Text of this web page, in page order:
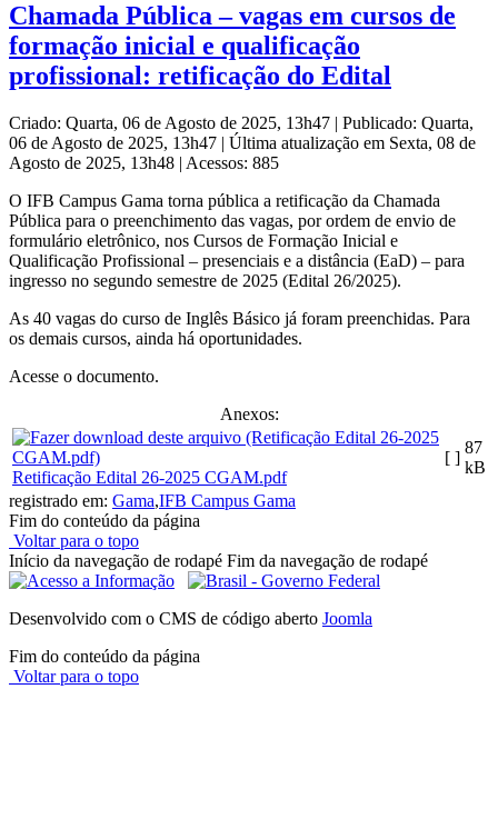
Chamada Pública – vagas em cursos de
formação inicial e qualificação
profissional: retificação do Edital
Criado: Quarta, 06 de Agosto de 2025, 13h47 | Publicado: Quarta,
06 de Agosto de 2025, 13h47 | Última atualização em Sexta, 08 de
Agosto de 2025, 13h48 | Acessos: 885
O IFB Campus Gama torna pública a retificação da Chamada
Pública para o preenchimento das vagas, por ordem de envio de
formulário eletrônico, nos Cursos de Formação Inicial e
Qualificação Profissional – presenciais e a distância (EaD) – para
ingresso no segundo semestre de 2025 (Edital 26/2025).
As 40 vagas do curso de Inglês Básico já foram preenchidas. Para
os demais cursos, ainda há oportunidades.
Acesse o documento.
Anexos:
Retificação Edital 26-2025 CGAM.pdf
[ ]
87
kB
registrado em: Gama,IFB Campus Gama
Fim do conteúdo da página
Voltar para o topo
Início da navegação de rodapé Fim da navegação de rodapé
Desenvolvido com o CMS de código aberto Joomla
Fim do conteúdo da página
Voltar para o topo